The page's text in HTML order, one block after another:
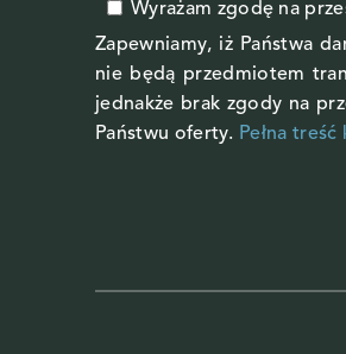
Wyrażam zgodę na
Zapewniamy, iż Państwa
nie będą przedmiotem
jednakże brak zgody na
Państwu oferty. Pełna